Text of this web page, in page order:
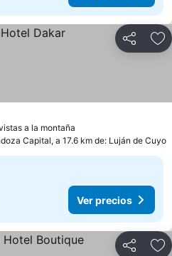
Compartir
a la montaña
Capital, a 17.6 km de: Luján de Cuyo
Ver precios
Compartir